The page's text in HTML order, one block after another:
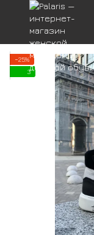
−25%
3